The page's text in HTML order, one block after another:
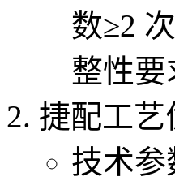
数≥2
整性要
捷配工艺
技术参